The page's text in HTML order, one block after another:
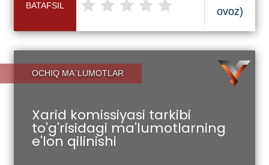
BATAFSIL
ovoz)
OCHIQ MA`LUMOTLAR
Xarid komissiyasi tarkibi
to'g'risidagi ma'lumotlarning
e'lon qilinishi